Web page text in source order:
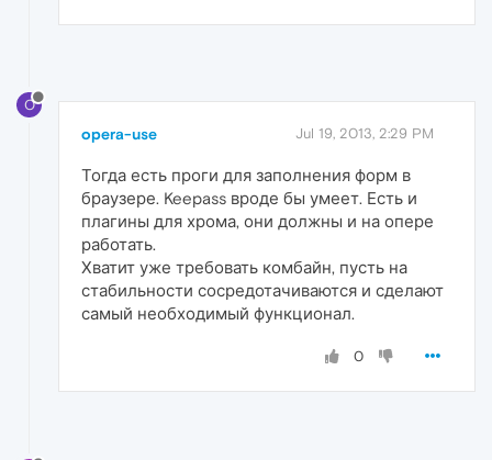
O
opera-use Jul 19, 2013, 2:29 PM
Тогда есть проги для заполнения форм в
браузере. Keepass вроде бы умеет. Есть и
плагины для хрома, они должны и на опере
работать.
Хватит уже требовать комбайн, пусть на
стабильности сосредотачиваются и сделают
самый необходимый функционал.
0